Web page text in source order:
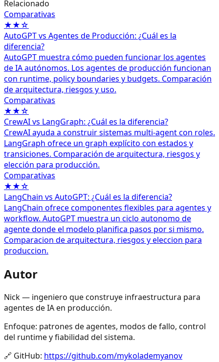
Relacionado
Comparativas
★★☆
AutoGPT vs Agentes de Producción: ¿Cuál es la
diferencia?
AutoGPT muestra cómo pueden funcionar los agentes
de IA autónomos. Los agentes de producción funcionan
con runtime, policy boundaries y budgets. Comparación
de arquitectura, riesgos y uso.
Comparativas
★★☆
CrewAI vs LangGraph: ¿Cuál es la diferencia?
CrewAI ayuda a construir sistemas multi-agent con roles.
LangGraph ofrece un graph explícito con estados y
transiciones. Comparación de arquitectura, riesgos y
elección para producción.
Comparativas
★★☆
LangChain vs AutoGPT: ¿Cuál es la diferencia?
LangChain ofrece componentes flexibles para agentes y
workflow. AutoGPT muestra un ciclo autonomo de
agente donde el modelo planifica pasos por si mismo.
Comparacion de arquitectura, riesgos y eleccion para
produccion.
Autor
Nick — ingeniero que construye infraestructura para
agentes de IA en producción.
Enfoque: patrones de agentes, modos de fallo, control
del runtime y fiabilidad del sistema.
🔗 GitHub: https://github.com/mykolademyanov